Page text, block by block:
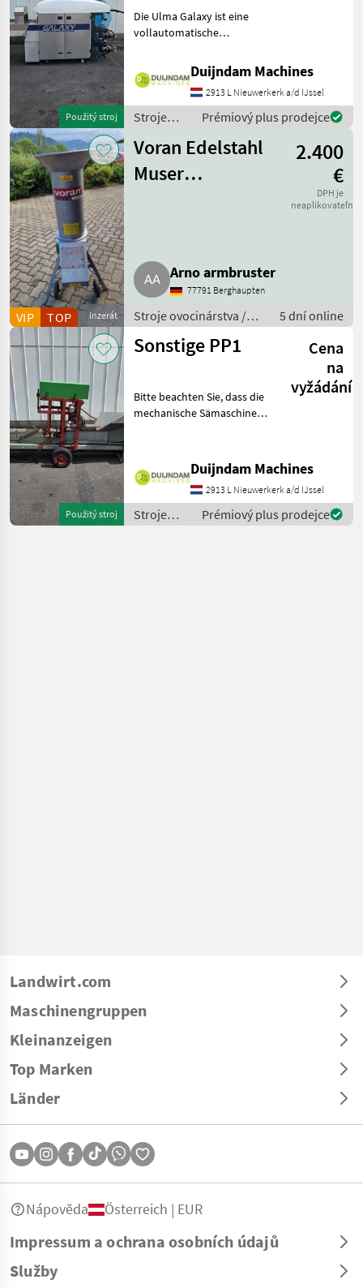
Použitý stroj
Die Ulma Galaxy ist eine
vollautomatische
zum Verpacken von
Frischprodukten auf
Gemüse, Obst und Frisch
Duijndam Machines
2913 L Nieuwerkerk a/d IJssel
Stroje
/ Sonstige
Prémiový plus prodejce
Inzerát
VIP TOP
Voran Edelstahl
Muser
2.400
€
DPH je
neaplikovateľné
Arno armbruster
77791 Berghaupten
Stroje ovocinárstva /
Ostatné ovocinárské
stroje
5 dní online
Použitý stroj
Sonstige PP1
Cena
na
vyžádání
Bitte beachten Sie, dass die
mechanische Sämaschine
für 6-cm-Kompostblöcke
verwendet werden
kann.Diese Topfpress
Duijndam Machines
2913 L Nieuwerkerk a/d IJssel
Stroje
ovocinárstva
Prémiový plus prodejce
Landwirt.com
Maschinengruppen
Kleinanzeigen
Top Marken
Länder
Impressum a ochrana osobních údajů
Služby
Nápověda Österreich | EUR